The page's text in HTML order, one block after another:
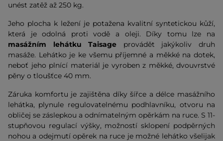
unést zatěž až 250 kg.
Jeho plocha k ležení je potažena kvalitní syntetickou kůží,
která je odolná proti vodě a oleji. Díky tomu lze na
masážním lehátku Taisage provádět jakýkoliv druh
masáže. Lehátko je ke všemu příjemné a měkké na dotek,
neboť jeho plnící materiál je vyroben z měkké, dvouvrstvé
pěny o tloušťce 40 mm.
Záruka komfortu je zajištěna díky šířce a délce masážního
lehátka, plynule regulovatelnému podhlavníku, otvoru na
obličej se záslepkou a odnímatelným opěrkám na ruce. S 11-
stupňovou regulací výšky, možností sklopení podpěrných
nohou a odejmutí opěrek na ruce je možné lehátko všelijak